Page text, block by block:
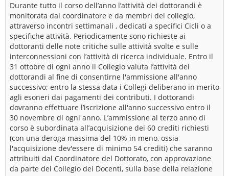
Durante tutto il corso dell’anno l’attività dei dottorandi è
monitorata dal coordinatore e da membri del collegio,
attraverso incontri settimanali , dedicati a specifici Cicli o a
specifiche attività. Periodicamente sono richieste ai
dottoranti delle note critiche sulle attività svolte e sulle
interconnessioni con l’attività di ricerca individuale. Entro il
31 ottobre di ogni anno il Collegio valuta l’attività dei
dottorandi al fine di consentirne l'ammissione all'anno
successivo; entro la stessa data i Collegi deliberano in merito
agli esoneri dai pagamenti dei contributi. I dottorandi
dovranno effettuare l’iscrizione all'anno successivo entro il
30 novembre di ogni anno. L’ammissione al terzo anno di
corso è subordinata all’acquisizione dei 60 crediti richiesti
(con una deroga massima del 10% in meno, ossia
l'acquisizione dev'essere di minimo 54 crediti) che saranno
attribuiti dal Coordinatore del Dottorato, con approvazione
da parte del Collegio dei Docenti, sulla base della relazione